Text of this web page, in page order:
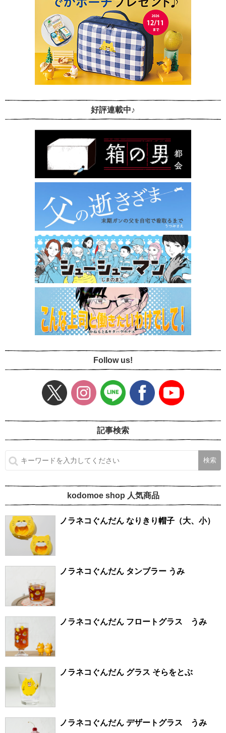
好評連載中♪
Follow us!
記事検索
kodomoe shop 人気商品
ノラネコぐんだん なりきり帽子（大、小）
ノラネコぐんだん タンブラー うみ
ノラネコぐんだん フロートグラス うみ
ノラネコぐんだん グラス そらをとぶ
ノラネコぐんだん デザートグラス うみ